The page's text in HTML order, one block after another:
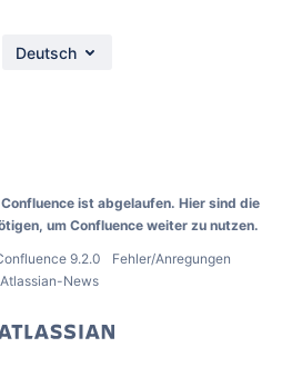
Deutsch
ist abgelaufen. Hier sind die
um Confluence weiter zu nutzen.
9.2.0
Fehler/Anregungen
Atlassian-News